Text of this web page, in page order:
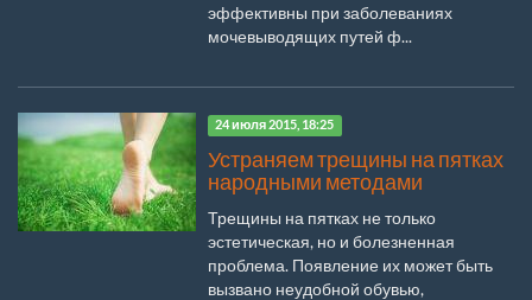
эффективны при заболеваниях
мочевыводящих путей ф...
24 июля 2015, 18:25
Устраняем трещины на пятках
народными методами
Трещины на пятках не только
эстетическая, но и болезненная
проблема. Появление их может быть
вызвано неудобной обувью,